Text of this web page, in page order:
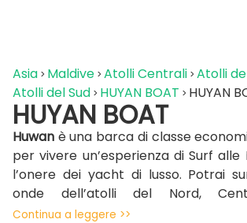
Asia Maldive Atolli Centrali Atolli
Atolli del Sud HUYAN BOAT HUYAN
HUYAN BOAT
Huwan è una barca di classe
per vivere un’esperienza di Surf alle
l’onere dei yacht di lusso. Potrai
onde dell’atolli del Nord,
accompagnato da una guida surf
Continua a leggere >>